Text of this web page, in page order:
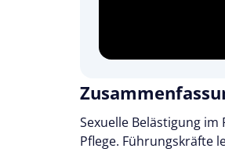
Sexuelle Belästigung
Pflege. Führungskräfte